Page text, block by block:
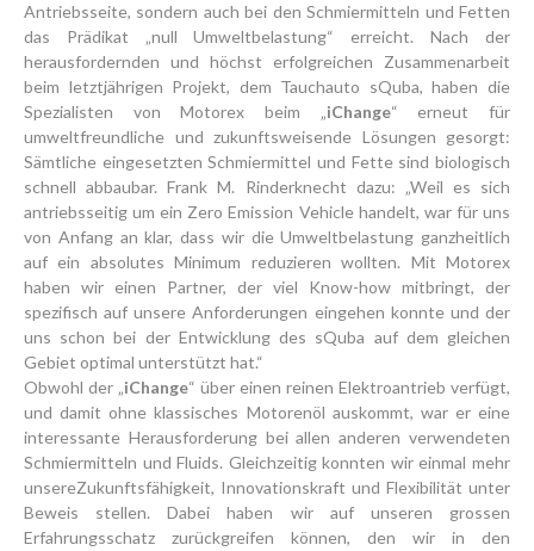
Antriebsseite, sondern auch bei den Schmiermitteln und Fetten
das Prädikat „null Umweltbelastung“ erreicht. Nach der
herausfordernden und höchst erfolgreichen Zusammenarbeit
beim letztjährigen Projekt, dem Tauchauto sQuba, haben die
Spezialisten von Motorex beim „iChange“ erneut für
umweltfreundliche und zukunftsweisende Lösungen gesorgt:
Sämtliche eingesetzten Schmiermittel und Fette sind biologisch
schnell abbaubar. Frank M. Rinderknecht dazu: „Weil es sich
antriebsseitig um ein Zero Emission Vehicle handelt, war für uns
von Anfang an klar, dass wir die Umweltbelastung ganzheitlich
auf ein absolutes Minimum reduzieren wollten. Mit Motorex
haben wir einen Partner, der viel Know-how mitbringt, der
spezifisch auf unsere Anforderungen eingehen konnte und der
uns schon bei der Entwicklung des sQuba auf dem gleichen
Gebiet optimal unterstützt hat.“
Obwohl der „iChange“ über einen reinen Elektroantrieb verfügt,
und damit ohne klassisches Motorenöl auskommt, war er eine
interessante Herausforderung bei allen anderen verwendeten
Schmiermitteln und Fluids. Gleichzeitig konnten wir einmal mehr
unsereZukunftsfähigkeit, Innovationskraft und Flexibilität unter
Beweis stellen. Dabei haben wir auf unseren grossen
Erfahrungsschatz zurückgreifen können, den wir in den